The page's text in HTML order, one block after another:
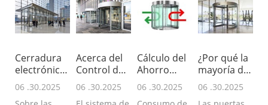
Cerradura
electrónica
biestabl
06 .30.2025
Acerca del
Control de
Par para
06 .30.2025
Cálculo del
Ahorro
Energético
06 .30.2025
¿Por qué la
mayoría de
los edi
06 .30.2025